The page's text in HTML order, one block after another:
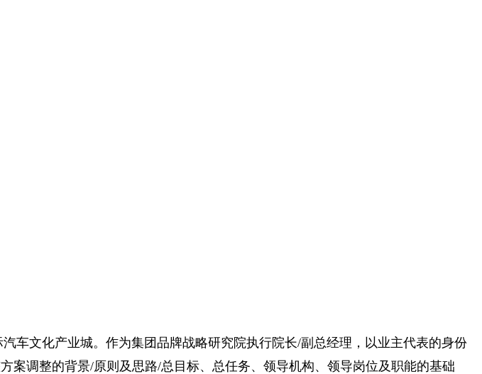
车文化产业城。作为集团品牌战略研究院执行院长/副总经理，以业主代表的身份
案调整的背景/原则及思路/总目标、总任务、领导机构、领导岗位及职能的基础